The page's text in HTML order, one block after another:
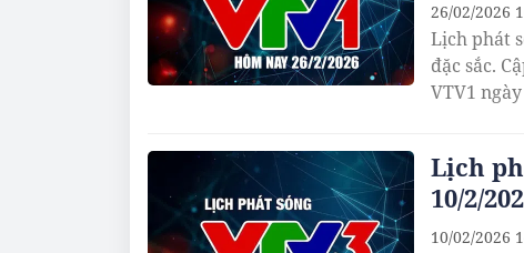
Lịch phát
đặc sắc.
VTV1
26/02/2026
Lịch
10/2/
10/02/2026